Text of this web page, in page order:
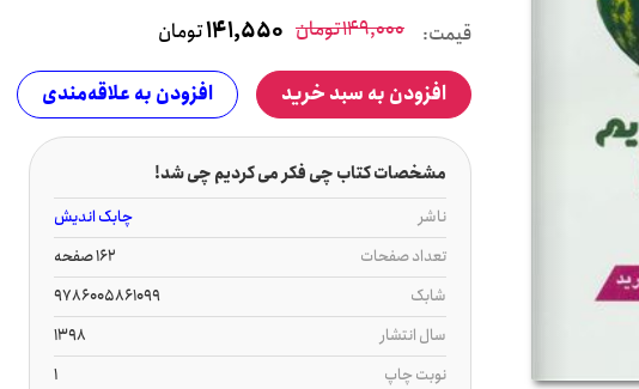
قیمت:
149,000تومان 141,550تومان
افزودن به سبد خرید افزودن به علاقه‌مندی
مشخصات کتاب چی فکر می کردیم چی شد!
ناشر
چابک اندیش
تعداد صفحات
162 صفحه
شابک
9786005861099
سال انتشار
1398
نوبت چاپ
1